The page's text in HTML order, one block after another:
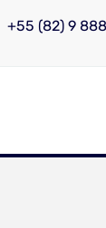
+55 (82) 9